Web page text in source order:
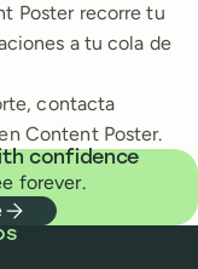
Poster recorre tu
a tu cola de
contacta
Content Poster.
confidence
forever.